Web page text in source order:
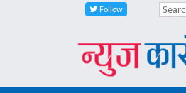
Follow